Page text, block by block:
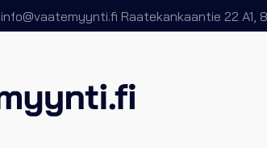
info@vaatemyynti.fi Raatekankaantie 22 A1,